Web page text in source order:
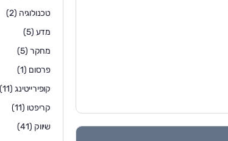
טכנולוגיה (2)
מדע (5)
מחקר (5)
פרסום (1)
קופירייטינג(11)
קריפטו (11)
שיווק (41)